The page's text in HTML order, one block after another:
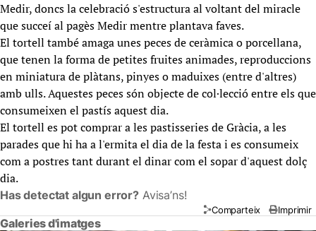
Medir, doncs la celebració s'estructura al voltant del miracle
que succeí al pagès Medir mentre plantava faves.
El tortell també amaga unes peces de ceràmica o porcellana,
que tenen la forma de petites fruites animades, reproduccions
en miniatura de plàtans, pinyes o maduixes (entre d'altres)
amb ulls. Aquestes peces són objecte de col·lecció entre els que
consumeixen el pastís aquest dia.
El tortell es pot comprar a les pastisseries de Gràcia, a les
parades que hi ha a l'ermita el dia de la festa i es consumeix
com a postres tant durant el dinar com el sopar d'aquest dolç
dia.
Has detectat algun error? Avisa’ns!
Comparteix Imprimir
Galeries d'imatges